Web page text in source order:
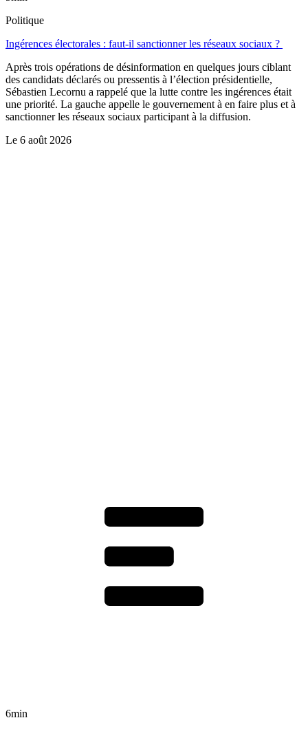
Politique
Ingérences électorales : faut-il sanctionner les réseaux sociaux ?
Après trois opérations de désinformation en quelques jours ciblant
des candidats déclarés ou pressentis à l’élection présidentielle,
Sébastien Lecornu a rappelé que la lutte contre les ingérences était
une priorité. La gauche appelle le gouvernement à en faire plus et à
sanctionner les réseaux sociaux participant à la diffusion.
Le 6 août 2026
6min